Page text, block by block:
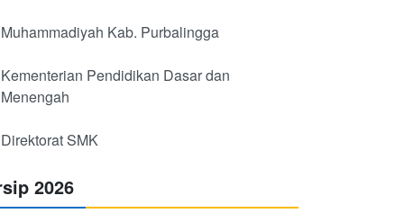
Muhammadiyah Kab. Purbalingga
Kementerian Pendidikan Dasar dan
Menengah
Direktorat SMK
2026